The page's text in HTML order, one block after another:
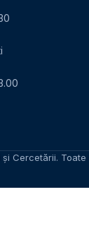
Cercetării.